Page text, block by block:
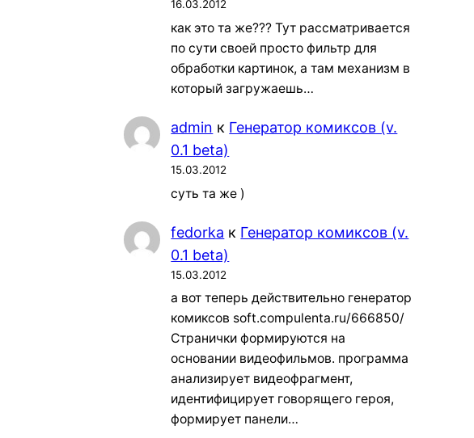
16.03.2012
как это та же??? Тут рассматривается
по сути своей просто фильтр для
обработки картинок, а там механизм в
который загружаешь…
admin к Генератор комиксов (v.
0.1 beta)
15.03.2012
суть та же )
fedorka к Генератор комиксов (v.
0.1 beta)
15.03.2012
а вот теперь действительно генератор
комиксов soft.compulenta.ru/666850/
Странички формируются на
основании видеофильмов. программа
анализирует видеофрагмент,
идентифицирует говорящего героя,
формирует панели…